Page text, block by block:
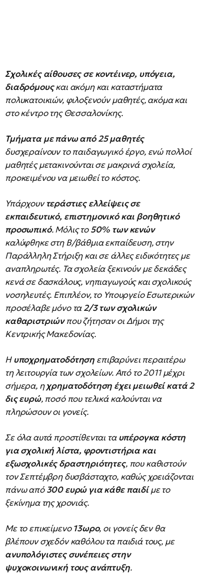
Σχολικές αίθουσες σε κοντέινερ, υπόγεια,
διαδρόμουςκαι ακόμη και καταστήματα
πολυκατοικιών, φιλοξενούν μαθητές, ακόμα και
στο κέντρο της Θεσσαλονίκης.
Τμήματα με πάνω από 25 μαθητές
δυσχεραίνουν το παιδαγωγικό έργο, ενώ πολλοί
μαθητές μετακινούνται σε μακρινά σχολεία,
προκειμένου να μειωθεί το κόστος.
Υπάρχουντεράστιες ελλείψεις σε
εκπαιδευτικό, επιστημονικό και βοηθητικό
προσωπικό. Μόλις το50% των κενών
καλύφθηκε στη Β/βάθμια εκπαίδευση, στην
Παράλληλη Στήριξη και σε άλλες ειδικότητες με
αναπληρωτές. Τα σχολεία ξεκινούν με δεκάδες
κενά σε δασκάλους, νηπιαγωγούς και σχολικούς
νοσηλευτές. Επιπλέον, το Υπουργείο Εσωτερικών
προσέλαβε μόνο τα2/3 των σχολικών
καθαριστριώνπου ζήτησαν οι Δήμοι της
Κεντρικής Μακεδονίας.
Ηυποχρηματοδότηση επιβαρύνει περαιτέρω
τη λειτουργία των σχολείων. Από το 2011 μέχρι
σήμερα, ηχρηματοδότηση έχει μειωθεί κατά 2
δις ευρώ, ποσό που τελικά καλούνται να
πληρώσουν οι γονείς.
Σε όλα αυτά προστίθενται ταυπέρογκα κόστη
για σχολική λίστα, φροντιστήρια και
εξωσχολικές δραστηριότητες, που καθιστούν
τον Σεπτέμβρη δυσβάσταχτο, καθώς χρειάζονται
πάνω από300 ευρώ για κάθε παιδίμε το
ξεκίνημα της χρονιάς.
Με το επικείμενο13ωρο, οι γονείς δεν θα
βλέπουν σχεδόν καθόλου τα παιδιά τους, με
ανυπολόγιστες συνέπειες στην
ψυχοκοινωνική τους ανάπτυξη.